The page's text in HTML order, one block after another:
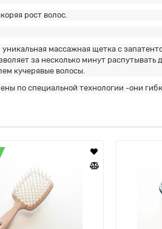
рост волос.
уникальная массажная щетка с
за несколько минут
кучерявые волосы.
по специальной технологии -они